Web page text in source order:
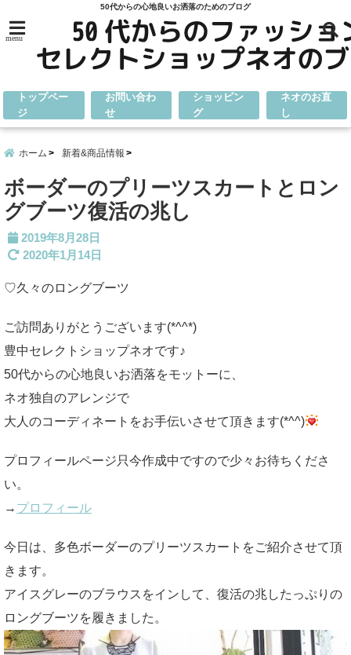
50代からの心地良いお洒落のためのブログ
menu
トップペー
ジ
お問い合わ
せ
ショッピン
グ
ネオのお直
し
ホーム 新着&商品情報
ボーダーのプリーツスカートとロン
グブーツ復活の兆し
2019年8月28日
2020年1月14日
♡久々のロングブーツ
ご訪問ありがとうございます(*^^*)
豊中セレクトショップネオです♪
50代からの心地良いお洒落をモットーに、
ネオ独自のアレンジで
大人のコーディネートをお手伝いさせて頂きます(*^^)
プロフィールページ只今作成中ですので少々お待ちくださ
い。
→ プロフィール
今日は、多色ボーダーのプリーツスカートをご紹介させて頂
きます。
アイスグレーのブラウスをインして、復活の兆したっぷりの
ロングブーツを履きました。